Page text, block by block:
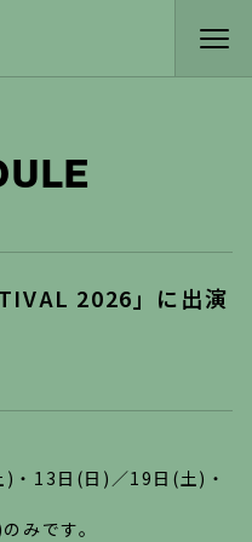
2026」に出演
・13日(日)／19日(土)・
みです。